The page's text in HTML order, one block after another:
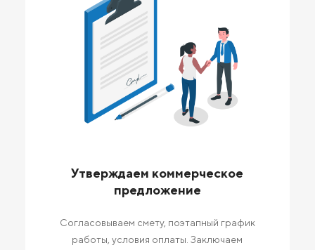
Утверждаем коммерческое
предложение
Согласовываем смету, поэтапный график
работы, условия оплаты. Заключаем